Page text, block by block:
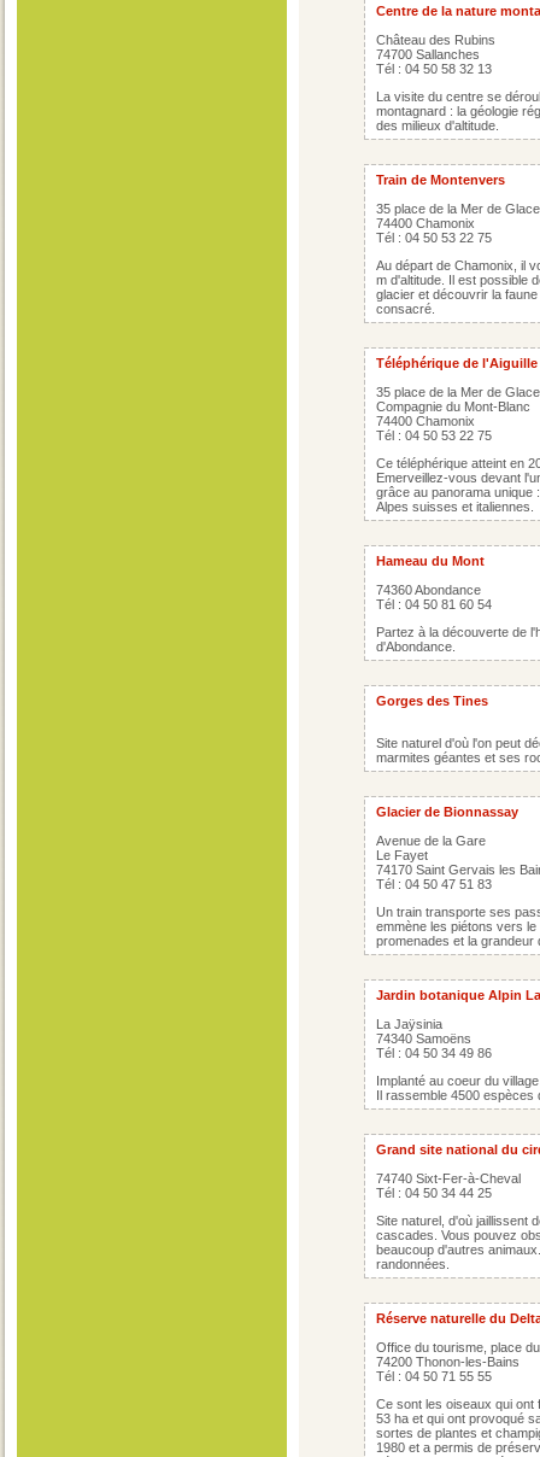
Centre de la nature
Château des Rubins
74700 Sallanches
Tél : 04 50 58 32 13
La visite du centre se
montagnard : la géologie
des milieux d'altitude.
Train de Montenvers
35 place de la Mer de Glace
74400 Chamonix
Tél : 04 50 53 22 75
Au départ de Chamonix, il
m d'altitude. Il est possible
glacier et découvrir la
consacré.
Téléphérique de
35 place de la Mer de Glace
Compagnie du Mont-Blanc
74400 Chamonix
Tél : 04 50 53 22 75
Ce téléphérique atteint en
Emerveillez-vous devant
grâce au panorama unique
Alpes suisses et italiennes.
Hameau du Mont
74360 Abondance
Tél : 04 50 81 60 54
Partez à la découverte de
d'Abondance.
Gorges des Tines
Site naturel d'où l'on peut
marmites géantes et ses
Glacier de Bionnassay
Avenue de la Gare
Le Fayet
74170 Saint Gervais les
Tél : 04 50 47 51 83
Un train transporte ses
emmène les piétons vers
promenades et la grandeur
Jardin botanique Alpin
La Jaÿsinia
74340 Samoëns
Tél : 04 50 34 49 86
Implanté au coeur du
Il rassemble 4500 espèces
Grand site national du
74740 Sixt-Fer-à-Cheval
Tél : 04 50 34 44 25
Site naturel, d'où jaillissent
cascades. Vous pouvez
beaucoup d'autres
randonnées.
Réserve naturelle du
Office du tourisme, place
74200 Thonon-les-Bains
Tél : 04 50 71 55 55
Ce sont les oiseaux qui ont
53 ha et qui ont provoqué
sortes de plantes et
1980 et a permis de